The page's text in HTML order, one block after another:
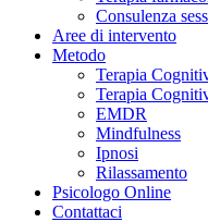
Consulenza
Aree di intervento
Metodo
Terapia
Terapia
EMDR
Mindfulness
Ipnosi
Rilassamento
Psicologo Online
Contattaci